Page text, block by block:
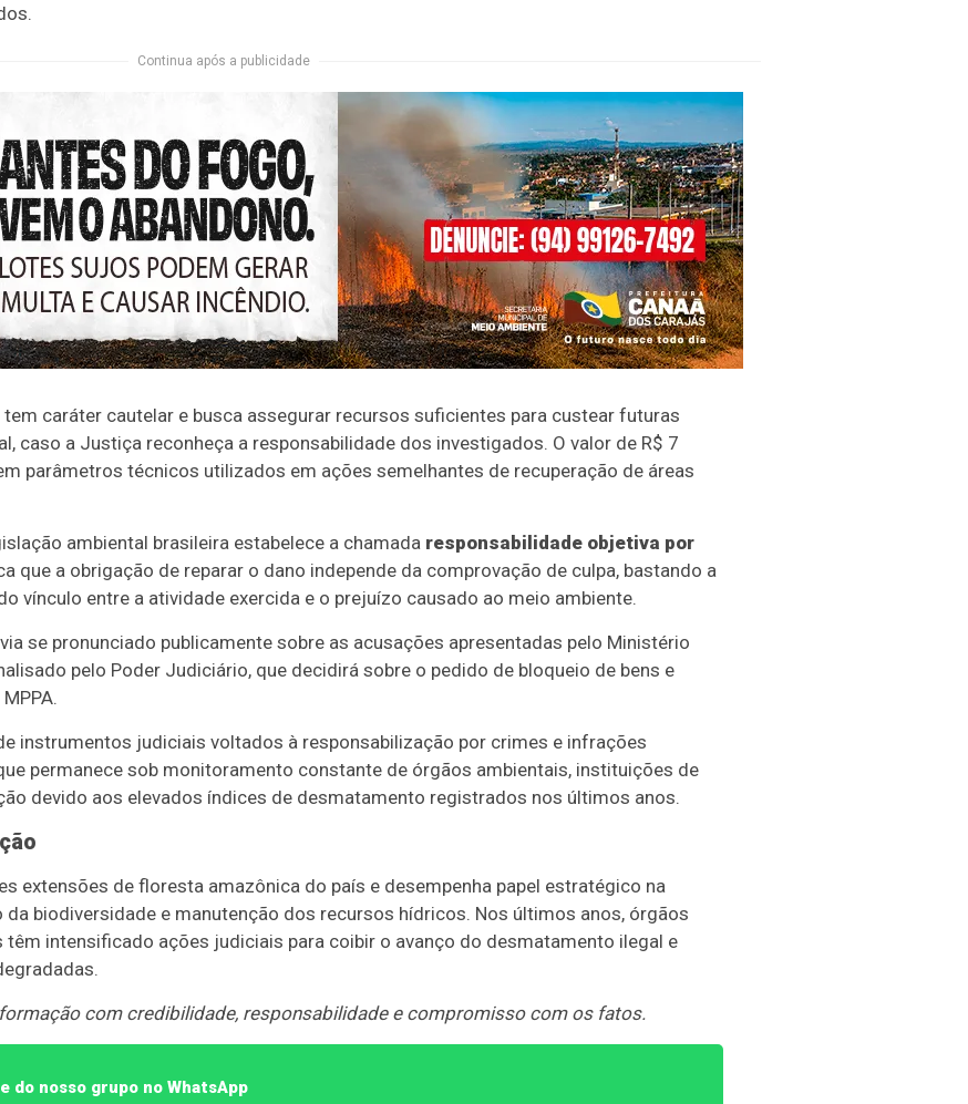
Continua após a publicidade
caráter cautelar e busca assegurar recursos suficientes para custear futuras
caso a Justiça reconheça a responsabilidade dos investigados. O valor de R$ 7
parâmetros técnicos utilizados em ações semelhantes de recuperação de áreas
ambiental brasileira estabelece a chamada responsabilidade objetiva por
que a obrigação de reparar o dano independe da comprovação de culpa, bastando a
vínculo entre a atividade exercida e o prejuízo causado ao meio ambiente.
se pronunciado publicamente sobre as acusações apresentadas pelo Ministério
pelo Poder Judiciário, que decidirá sobre o pedido de bloqueio de bens e
instrumentos judiciais voltados à responsabilização por crimes e infrações
permanece sob monitoramento constante de órgãos ambientais, instituições de
devido aos elevados índices de desmatamento registrados nos últimos anos.
extensões de floresta amazônica do país e desempenha papel estratégico na
biodiversidade e manutenção dos recursos hídricos. Nos últimos anos, órgãos
intensificado ações judiciais para coibir o avanço do desmatamento ilegal e
com credibilidade, responsabilidade e compromisso com os fatos.
do nosso grupo no WhatsApp